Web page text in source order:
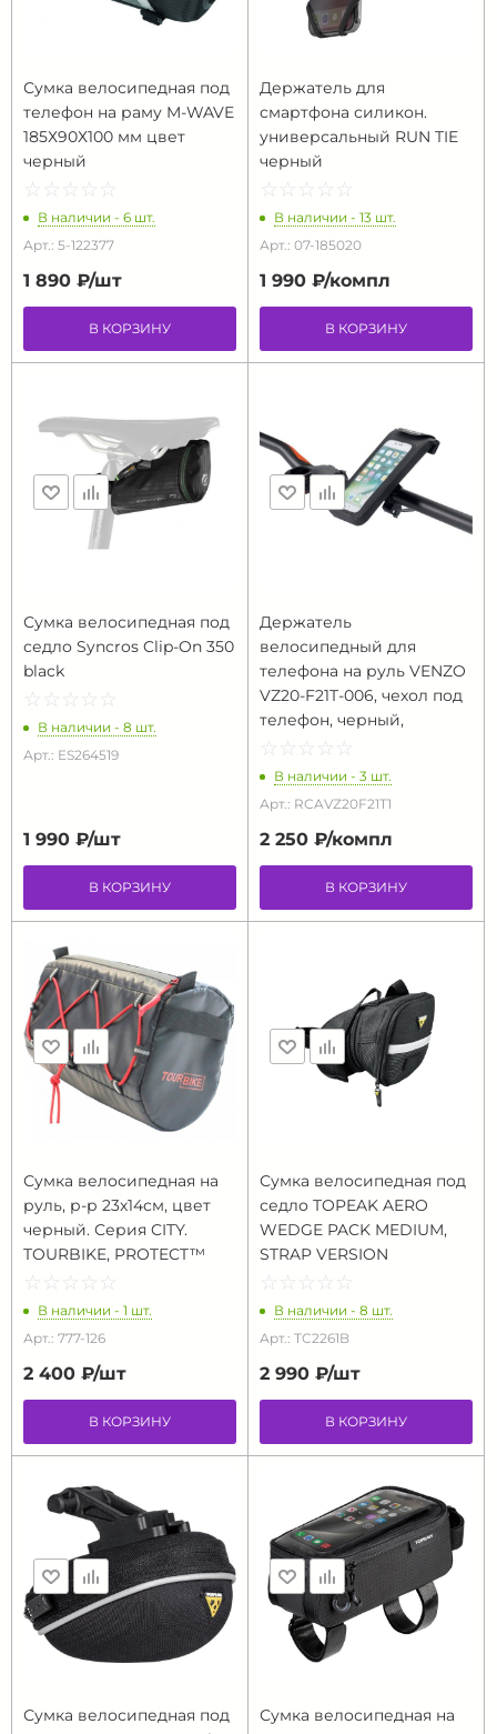
Сумка велосипедная под
телефон на раму M-WAVE
185Х90Х100 мм цвет
черный
☆ ☆ ☆ ☆ ☆
★ ★ ★ ★ ★
В наличии - 6 шт.
Арт.: 5-122377
1 890 ₽/шт
В КОРЗИНУ
Держатель для
смартфона силикон.
универсальный RUN TIE
черный
☆ ☆ ☆ ☆ ☆
★ ★ ★ ★ ★
В наличии - 13 шт.
Арт.: 07-185020
1 990 ₽/компл
В КОРЗИНУ
Сумка велосипедная под
седло Syncros Clip-On 350
black
☆ ☆ ☆ ☆ ☆
★ ★ ★ ★ ★
В наличии - 8 шт.
Арт.: ES264519
1 990 ₽/шт
В КОРЗИНУ
Держатель
велосипедный для
телефона на руль VENZO
VZ20-F21T-006, чехол под
телефон, черный,
☆ ☆ ☆ ☆ ☆
★ ★ ★ ★ ★
В наличии - 3 шт.
Арт.: RCAVZ20F21T1
2 250 ₽/компл
В КОРЗИНУ
Сумка велосипедная на
руль, р-р 23х14см, цвет
черный. Серия CITY.
TOURBIKE, PROTECT™
☆ ☆ ☆ ☆ ☆
★ ★ ★ ★ ★
В наличии - 1 шт.
Арт.: 777-126
2 400 ₽/шт
В КОРЗИНУ
Сумка велосипедная под
седло TOPEAK AERO
WEDGE PACK MEDIUM,
STRAP VERSION
☆ ☆ ☆ ☆ ☆
★ ★ ★ ★ ★
В наличии - 8 шт.
Арт.: TC2261B
2 990 ₽/шт
В КОРЗИНУ
Сумка велосипедная под
Сумка велосипедная на